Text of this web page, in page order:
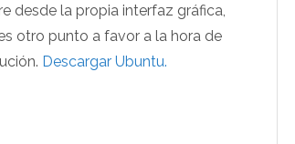
desde la propia interfaz gráfica,
otro punto a favor a la hora de
Descargar Ubuntu.